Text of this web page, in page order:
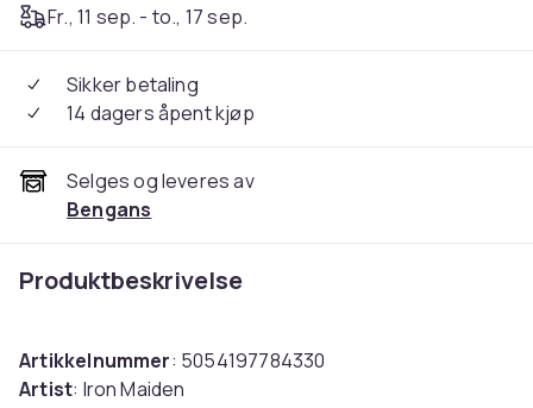
Fr., 11 sep. - to., 17 sep.
Sikker betaling
14 dagers åpent kjøp
Selges og leveres av
Bengans
Produktbeskrivelse
Artikkelnummer: 5054197784330
Artist: Iron Maiden